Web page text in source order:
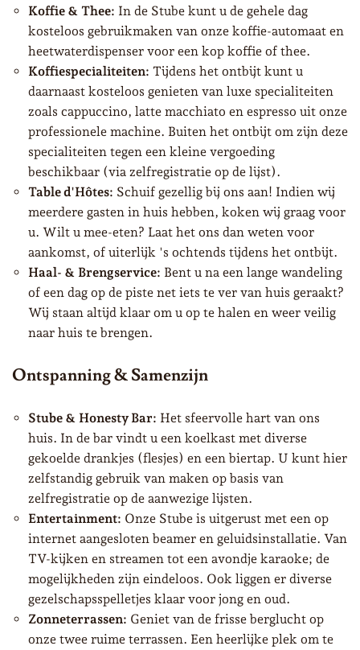
Koffie & Thee: In de Stube kunt u de gehele dag
kosteloos gebruikmaken van onze koffie-automaat en
heetwaterdispenser voor een kop koffie of thee.
Koffiespecialiteiten: Tijdens het ontbijt kunt u
daarnaast kosteloos genieten van luxe specialiteiten
zoals cappuccino, latte macchiato en espresso uit onze
professionele machine. Buiten het ontbijt om zijn deze
specialiteiten tegen een kleine vergoeding
beschikbaar (via zelfregistratie op de lijst).
Table d'Hôtes: Schuif gezellig bij ons aan! Indien wij
meerdere gasten in huis hebben, koken wij graag voor
u. Wilt u mee-eten? Laat het ons dan weten voor
aankomst, of uiterlijk 's ochtends tijdens het ontbijt.
Haal- & Brengservice: Bent u na een lange wandeling
of een dag op de piste net iets te ver van huis geraakt?
Wij staan altijd klaar om u op te halen en weer veilig
naar huis te brengen.
Ontspanning & Samenzijn
Stube & Honesty Bar: Het sfeervolle hart van ons
huis. In de bar vindt u een koelkast met diverse
gekoelde drankjes (flesjes) en een biertap. U kunt hier
zelfstandig gebruik van maken op basis van
zelfregistratie op de aanwezige lijsten.
Entertainment: Onze Stube is uitgerust met een op
internet aangesloten beamer en geluidsinstallatie. Van
TV-kijken en streamen tot een avondje karaoke; de
mogelijkheden zijn eindeloos. Ook liggen er diverse
gezelschapsspelletjes klaar voor jong en oud.
Zonneterrassen: Geniet van de frisse berglucht op
onze twee ruime terrassen. Een heerlijke plek om te